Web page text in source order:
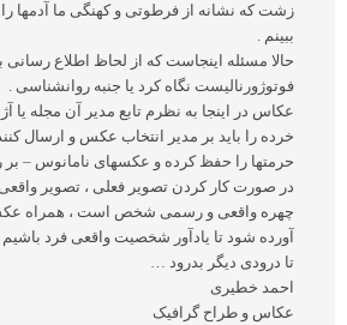
زشت که نشانه از فرطوتی و کهنگی ما آدمها را
ببینم .
حالا مسئله اینجاست که از لحاظ اطلاع رسانی
فوتوژورنالیست نگاه کرد یا جنبه روانشناسی .
عکاس در اینجا به نظرم تابع مدیر آن مجله
خرده را باید بر مدیر انتخاب عکس و ارسال
حرمتها را حفظ کرده و عکسهای نامانوس – بر
در صورت کار کردن تصویر فعلی ، تصویر
چهره واقعی و رسمی شخص است ، همراه
آورده شود تا یادآور شخصیت واقعی فرد باشیم
تا درودی دیگر بدرود …
احمد خطیری
عکاس و طراح گرافیک